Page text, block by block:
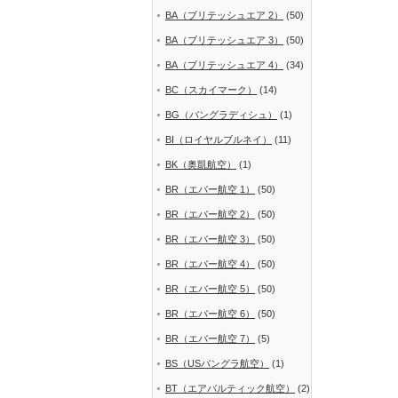
BA（ブリテッシュエア 2） (50)
BA（ブリテッシュエア 3） (50)
BA（ブリテッシュエア 4） (34)
BC（スカイマーク） (14)
BG（バングラディシュ） (1)
BI（ロイヤルブルネイ） (11)
BK（奥凱航空） (1)
BR（エバー航空 1） (50)
BR（エバー航空 2） (50)
BR（エバー航空 3） (50)
BR（エバー航空 4） (50)
BR（エバー航空 5） (50)
BR（エバー航空 6） (50)
BR（エバー航空 7） (5)
BS（USバングラ航空） (1)
BT（エアバルティック航空） (2)